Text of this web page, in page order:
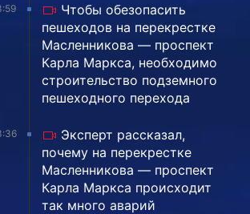
Чтобы обезопасить
пешеходов на перекрестке
Масленникова — проспект
Карла Маркса, необходимо
строительство подземного
пешеходного перехода
Эксперт рассказал,
почему на перекрестке
Масленникова — проспект
Карла Маркса происходит
так много аварий